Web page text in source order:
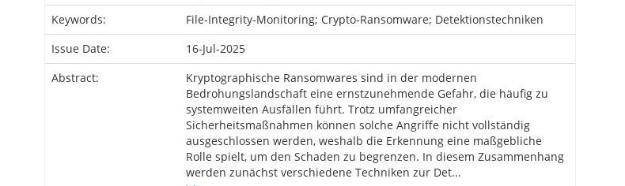
Keywords:
File-Integrity-Monitoring; Crypto-Ransomware; Detektionstechniken
Issue Date:
16-Jul-2025
Abstract:
Kryptographische Ransomwares sind in der modernen
Bedrohungslandschaft eine ernstzunehmende Gefahr, die häufig zu
systemweiten Ausfällen führt. Trotz umfangreicher
Sicherheitsmaßnahmen können solche Angriffe nicht vollständig
ausgeschlossen werden, weshalb die Erkennung eine maßgebliche
Rolle spielt, um den Schaden zu begrenzen. In diesem Zusammenhang
werden zunächst verschiedene Techniken zur Det...